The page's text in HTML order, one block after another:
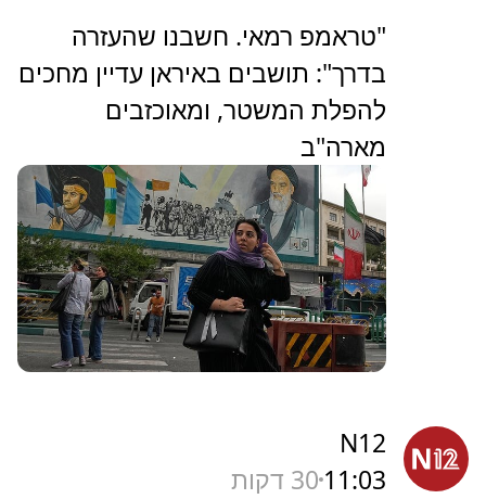
"טראמפ רמאי. חשבנו שהעזרה
בדרך": תושבים באיראן עדיין מחכים
להפלת המשטר, ומאוכזבים
מארה"ב
N12
11:03 30 דקות